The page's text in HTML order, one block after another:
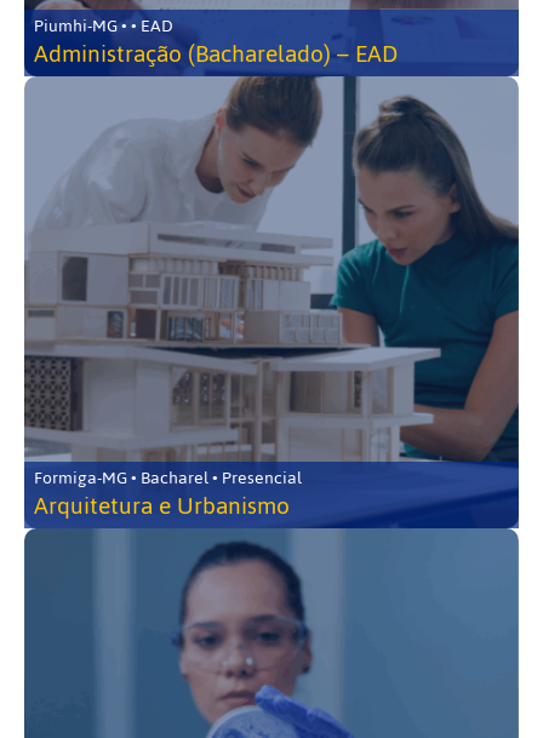
Piumhi-MG • • EAD
Administração (Bacharelado) – EAD
Formiga-MG • Bacharel • Presencial
Arquitetura e Urbanismo